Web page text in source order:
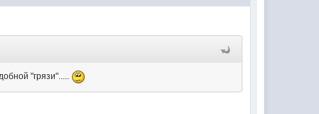
"грязи".....